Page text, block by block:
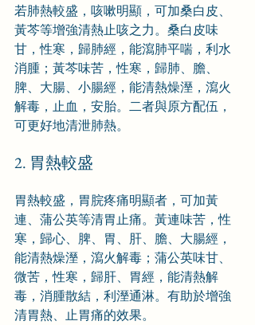
若肺熱較盛，咳嗽明顯，可加桑白皮、
黃芩等增強清熱止咳之力。桑白皮味
甘，性寒，歸肺經，能瀉肺平喘，利水
消腫；黃芩味苦，性寒，歸肺、膽、
脾、大腸、小腸經，能清熱燥溼，瀉火
解毒，止血，安胎。二者與原方配伍，
可更好地清泄肺熱。
2. 胃熱較盛
胃熱較盛，胃脘疼痛明顯者，可加黃
連、蒲公英等清胃止痛。黃連味苦，性
寒，歸心、脾、胃、肝、膽、大腸經，
能清熱燥溼，瀉火解毒；蒲公英味甘、
微苦，性寒，歸肝、胃經，能清熱解
毒，消腫散結，利溼通淋。有助於增強
清胃熱、止胃痛的效果。